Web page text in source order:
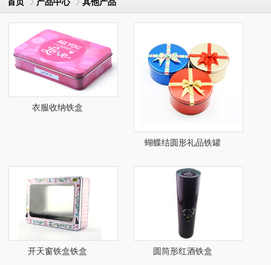
首页 产品中心 其他产品
衣服收纳铁盒
蝴蝶结圆形礼品铁罐
开天窗铁盒铁盒 圆筒形红酒铁盒